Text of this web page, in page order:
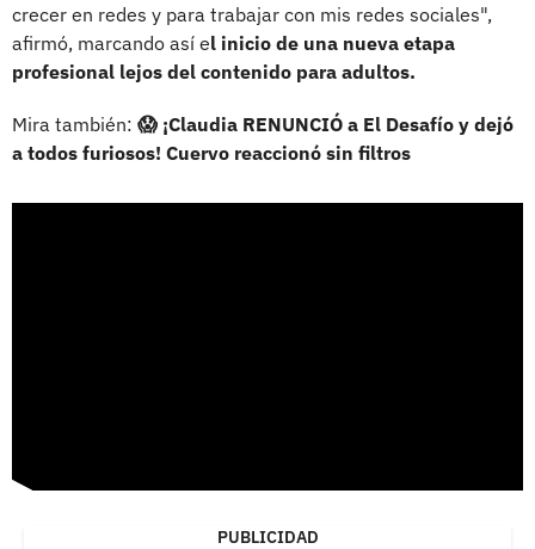
crecer en redes y para trabajar con mis redes sociales",
afirmó, marcando así el inicio de una nueva etapa
profesional lejos del contenido para adultos.
Mira también: 😱 ¡Claudia RENUNCIÓ a El Desafío y dejó
a todos furiosos! Cuervo reaccionó sin filtros
PUBLICIDAD